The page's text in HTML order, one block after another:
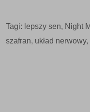
Tagi: lepszy sen, Night
szafran, układ nerwowy,